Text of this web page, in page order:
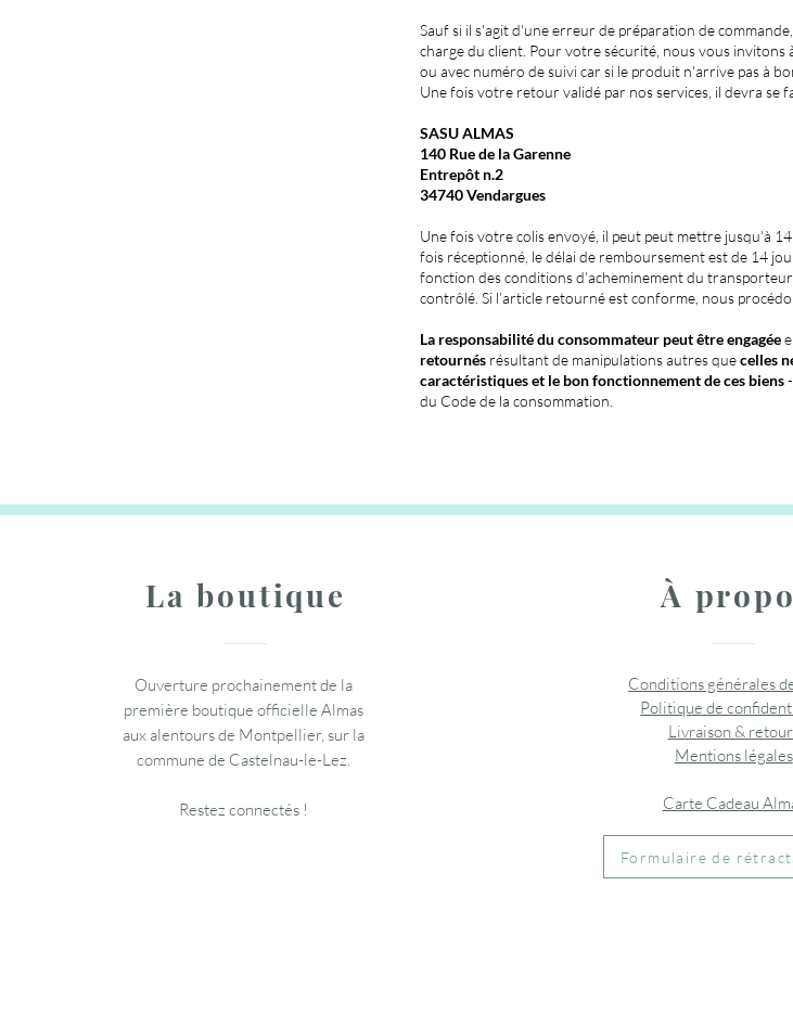
Sauf si il s'agit d'une erreur de préparation de
charge du client. Pour votre sécurité, nous vous invitons
ou avec numéro de suivi car si le produit n'arrive pas à
Une fois votre retour validé par nos services, il devra se
SASU ALMAS
140 Rue de la Garenne
Entrepôt n.2
34740 Vendargues
Une fois votre colis envoyé, il peut peut mettre jusqu’à
fois réceptionné, le délai de remboursement est de 14
fonction des conditions d’acheminement du
contrôlé. Si l’article retourné est conforme, nous
La responsabilité du consommateur peut être engagée
retournés résultant de manipulations autres quecelles
caractéristiques et le bon fonctionnement de ces biens
du Code de la consommation.
La boutique
Ouverture prochainement de la
première boutique officielle Almas
aux alentours de Montpellier, sur la
commune de Castelnau-le-Lez.
Restez connectés !
À
Conditions générales
Politique de
Livraison &
Mentions légales
Carte Cadeau
Formulaire de